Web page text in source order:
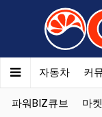
여행 자동차 커
파워BIZ큐브 마켓